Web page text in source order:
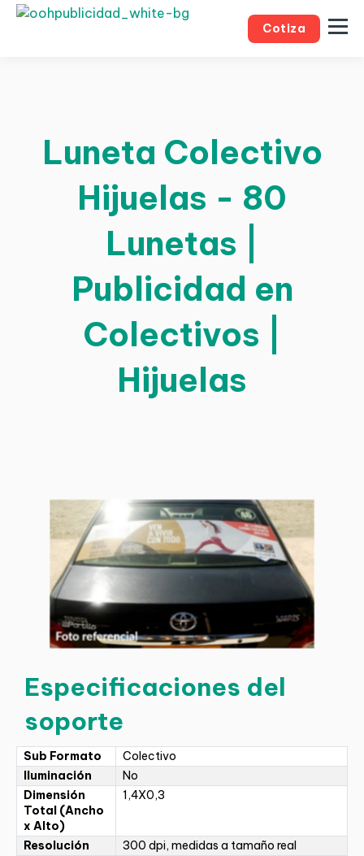
Cotiza
Luneta Colectivo
Hijuelas - 80
Lunetas |
Publicidad en
Colectivos |
Hijuelas
Especificaciones del
soporte
Sub Formato
Colectivo
Iluminación
No
Dimensión
Total (Ancho
x Alto)
1,4X0,3
Resolución
300 dpi, medidas a tamaño real